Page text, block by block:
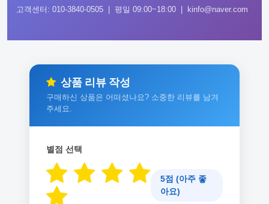
고객센터: 010-3840-0505 | 평일 09:00~18:00 | kinfo@naver.com
상품 리뷰 작성
구매하신 상품은 어떠셨나요? 소중한 리뷰를 남겨
주세요.
별점 선택
5점 (아주 좋
아요)